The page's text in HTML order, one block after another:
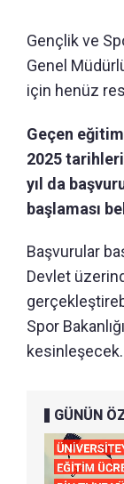
Gençlik ve
Genel
için henüz
Geçen
2025 tarihleri
yıl da
başlaması
Başvurular
Devlet
Spor
kesinleşecek.
GÜNÜN